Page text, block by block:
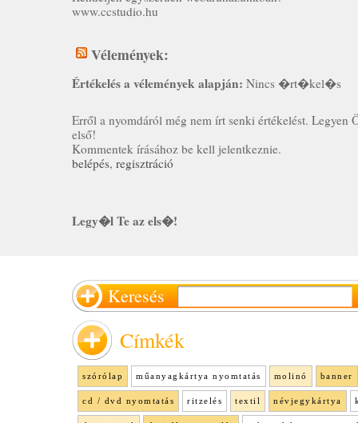
www.ccstudio.hu
Vélemények:
Értékelés a vélemények alapján: Nincs �rt�kel�s
Erről a nyomdáról még nem írt senki értékelést. Legyen
első!
Kommentek írásához be kell jelentkeznie.
belépés, regisztráció
Legy�l Te az els�!
Keresés
Címkék
szórólap műanyagkártya nyomtatás molinó banner
cd / dvd nyomtatás ritzelés textil névjegykártya